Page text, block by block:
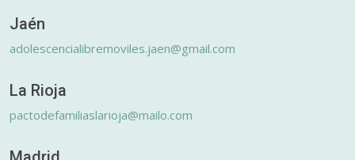
Jaén
adolescencialibremoviles.jaen@gmail.com
La Rioja
pactodefamiliaslarioja@mailo.com